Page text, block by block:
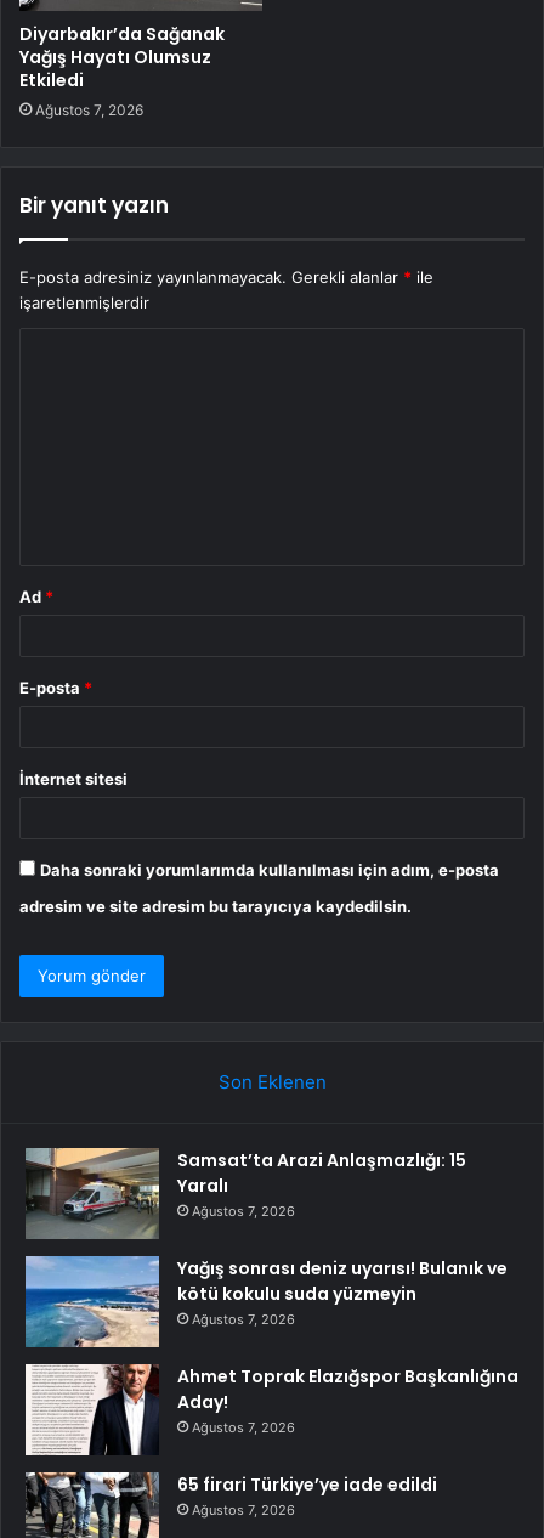
Diyarbakır’da Sağanak
Yağış Hayatı Olumsuz
Etkiledi
Ağustos 7, 2026
Bir yanıt yazın
E-posta adresiniz yayınlanmayacak. Gerekli alanlar * ile
işaretlenmişlerdir
Ad *
E-posta *
İnternet sitesi
Daha sonraki yorumlarımda kullanılması için adım, e-posta
adresim ve site adresim bu tarayıcıya kaydedilsin.
Son Eklenen
Samsat’ta Arazi Anlaşmazlığı: 15
Yaralı
Ağustos 7, 2026
Yağış sonrası deniz uyarısı! Bulanık ve
kötü kokulu suda yüzmeyin
Ağustos 7, 2026
Ahmet Toprak Elazığspor Başkanlığına
Aday!
Ağustos 7, 2026
65 firari Türkiye’ye iade edildi
Ağustos 7, 2026